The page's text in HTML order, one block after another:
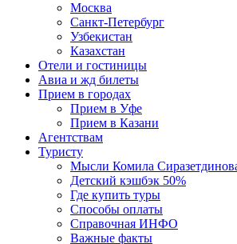
Москва
Санкт-Петербург
Узбекистан
Казахстан
Отели и гостиницы
Авиа и жд билеты
Прием в городах
Прием в Уфе
Прием в Казани
Агентствам
Туристу
Мысли Комила
Детский кэшбэк 50%
Где купить туры
Способы оплаты
Справочная ИНФО
Важные факты